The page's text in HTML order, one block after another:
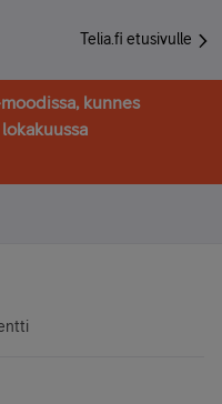
Telia.fi etusivulle
kunnes